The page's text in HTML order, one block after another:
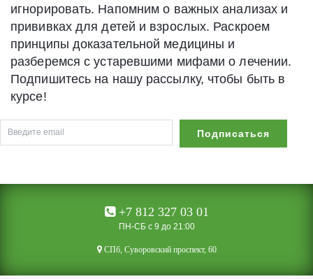
игнорировать. Напомним о важных анализах и
прививках для детей и взрослых. Раскроем
принципы доказательной медицины и
разберемся с устаревшими мифами о лечении.
Подпишитесь на нашу рассылку, чтобы быть в
курсе!
+7 812 327 03 01
ПН-СБ с 9 до 21:00
CПб, Суворовский проспект, 60